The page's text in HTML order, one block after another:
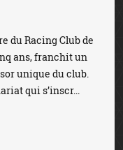
du Racing Club de
ans, franchit un
unique du club.
qui s’inscr...